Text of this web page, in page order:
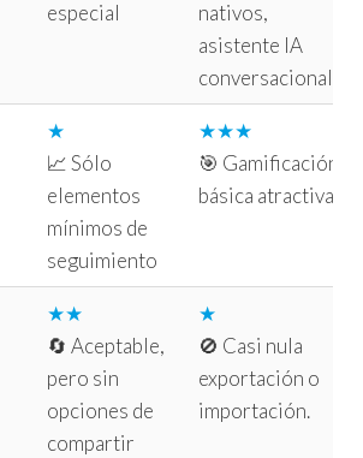
especial
nativos,
asistente IA
conversacional.
★
📈 Sólo
elementos
mínimos de
seguimiento
★★★
🎯 Gamificación
básica atractiva.
★★
🔄 Aceptable,
pero sin
opciones de
compartir
★
🚫 Casi nula
exportación o
importación.